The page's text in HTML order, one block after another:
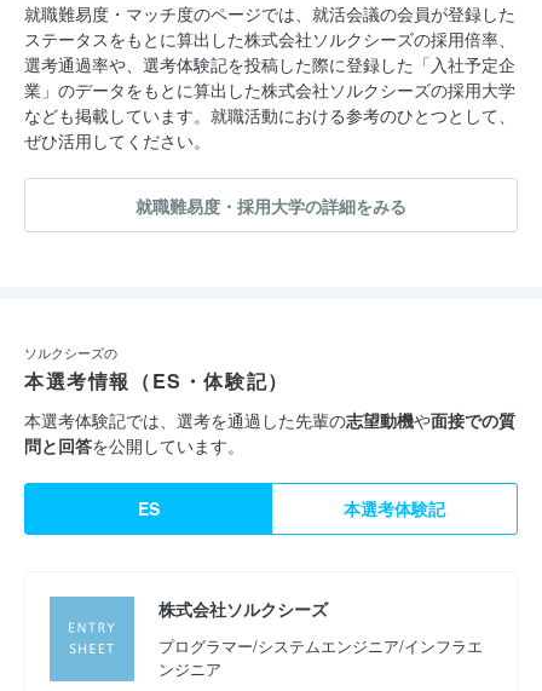
就職難易度・マッチ度のページでは、就活会議の会員が登録した
ステータスをもとに算出した株式会社ソルクシーズの採用倍率、
選考通過率や、選考体験記を投稿した際に登録した「入社予定企
業」のデータをもとに算出した株式会社ソルクシーズの採用大学
なども掲載しています。就職活動における参考のひとつとして、
ぜひ活用してください。
就職難易度・採用大学の詳細をみる
ソルクシーズの
本選考情報（ES・体験記）
本選考体験記では、選考を通過した先輩の志望動機や面接での質
問と回答を公開しています。
ES 本選考体験記
株式会社ソルクシーズ
プログラマー/システムエンジニア/インフラエ
ンジニア